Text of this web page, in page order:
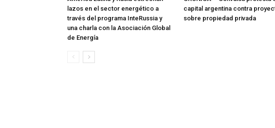
lazos en el sector energético a
través del programa InteRussia y
una charla con la Asociación Global
de Energía
capital argentina contra
sobre propiedad privada